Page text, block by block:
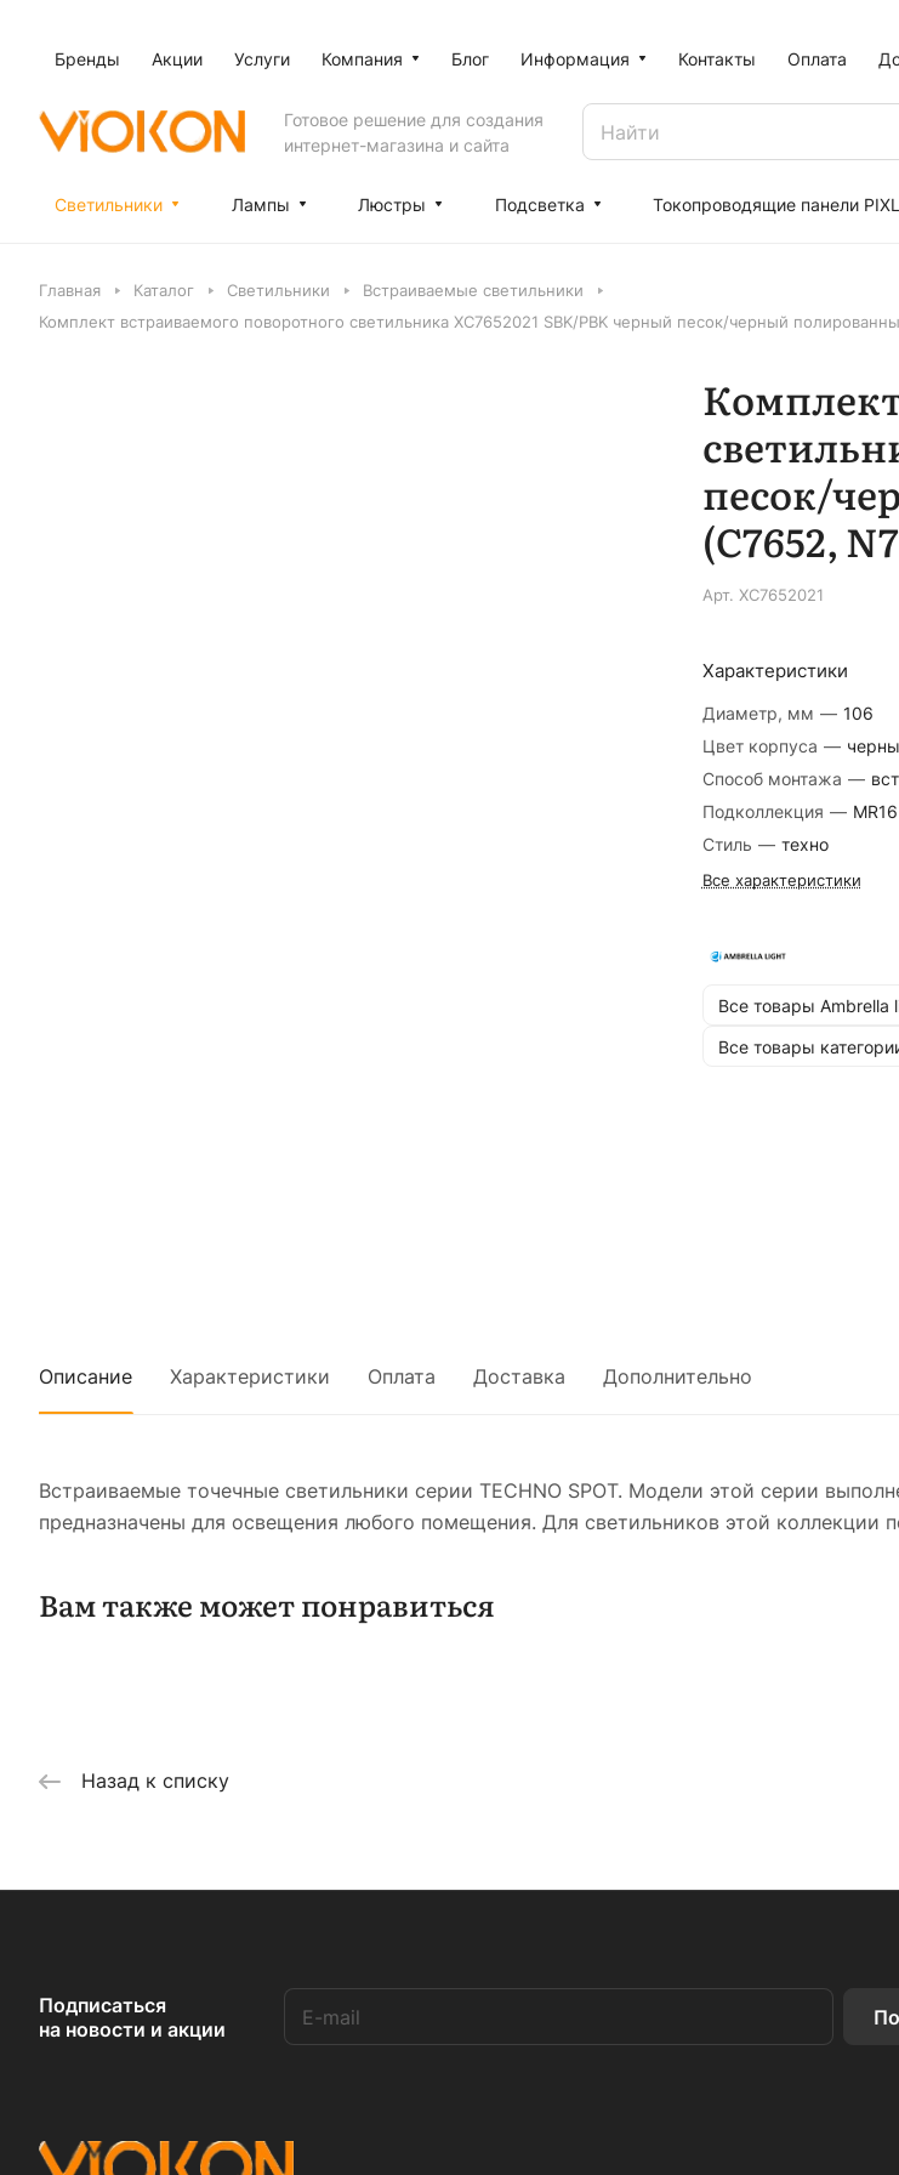
Бренды Акции Услуги Компания Блог Информация Контакты Оплата
Готовое решение для создания
интернет-магазина и сайта
Светильники Лампы Люстры Подсветка Токопроводящие панели
Главная Каталог Светильники
Встраиваемые светильники
Комплект встраиваемого поворотного светильника XC7652021 SBK/PBK черный песок/черный
песок/
(C7652,
Арт. XC7652021
Характеристики
Диаметр, мм — 106
Цвет корпуса —
Способ монтажа —
Подколлекция —
Стиль — техно
Все характеристики
Все товары Ambrella
Все товары
Описание Характеристики Оплата Доставка Дополнительно
Встраиваемые точечные светильники серии TECHNO SPOT. Модели этой серии
предназначены для освещения любого помещения. Для светильников этой коллекции
Вам также может понравиться
Назад к списку
Подписаться
на новости и акции